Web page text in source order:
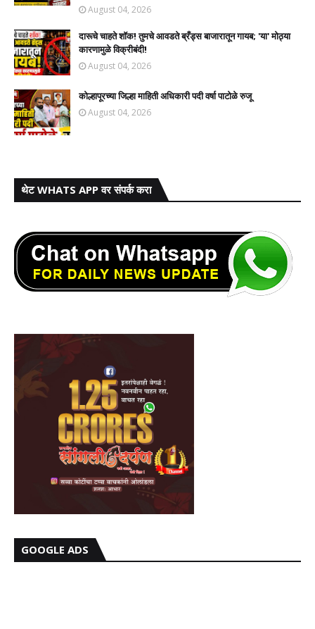
August 04, 2026
दारूचे चाहते शॉक! तुमचे आवडते ब्रँड्स बाजारातून गायब; 'या' मोठ्या
कारणामुळे विक्रीबंदी!
August 04, 2026
कोल्हापूरच्या जिल्हा माहिती अधिकारी पदी वर्षा पाटोळे रुजू
August 04, 2026
थेट WHATS APP वर संपर्क करा
GOOGLE ADS